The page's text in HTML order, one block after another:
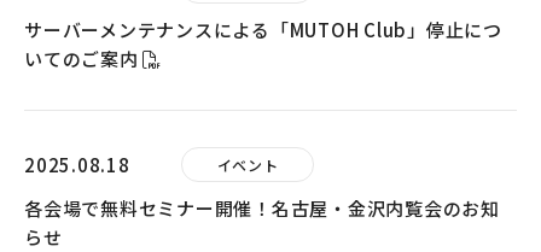
サーバーメンテナンスによる「MUTOH Club」停止につ
いてのご案内
2025.08.18 イベント
各会場で無料セミナー開催！名古屋・金沢内覧会のお知
らせ